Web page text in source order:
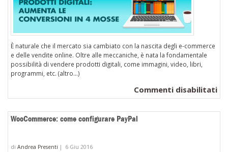
È naturale che il mercato sia cambiato con la nascita degli e-commerce
e delle vendite online. Oltre alle meccaniche, è nata la fondamentale
possibilità di vendere prodotti digitali, come immagini, video, libri,
programmi, etc. (altro…)
Commenti disabilitatisu
Un
e-
WooCommerce: come configurare PayPal
di Andrea Presenti | 6 Giu 2016